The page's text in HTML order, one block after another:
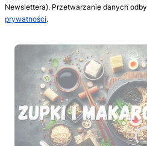
Newslettera). Przetwarzanie danych
prywatności.